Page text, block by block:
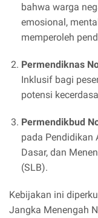
bahwa warga
emosional,
memperoleh
Permendiknas
Inklusif bagi
potensi
Permendikbud
pada Pendidikan
Dasar, dan
(SLB).
Kebijakan ini
Jangka Menengah